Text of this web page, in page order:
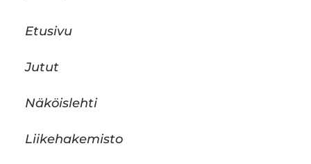
Etusivu
Jutut
Näköislehti
Liikehakemisto